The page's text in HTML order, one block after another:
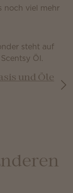
noch viel mehr
und Öle